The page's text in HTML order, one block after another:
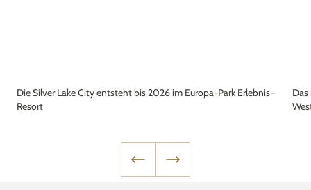
Die Silver Lake City entsteht bis 2026 im Europa-Park Erlebnis-
Resort